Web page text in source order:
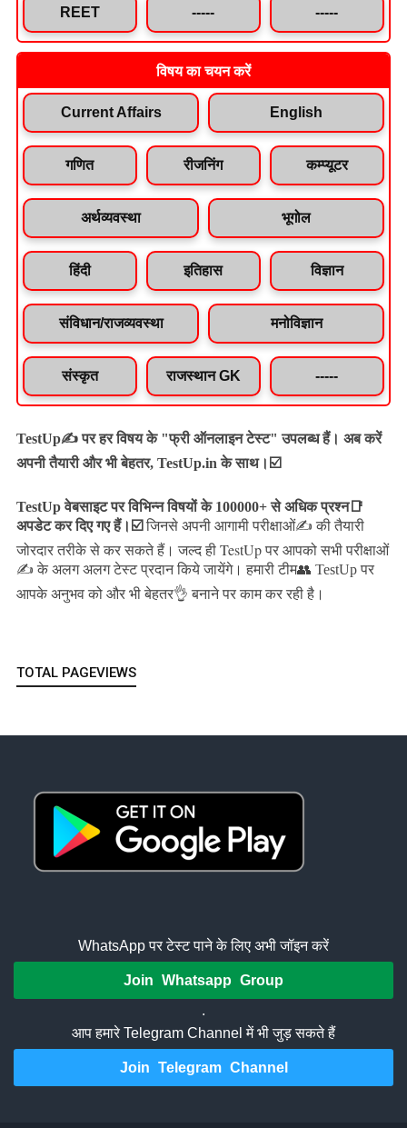
REET ----- -----
विषय का चयन करें
Current Affairs English
गणित रीजनिंग कम्प्यूटर
अर्थव्यवस्था भूगोल
हिंदी इतिहास विज्ञान
संविधान/राजव्यवस्था मनोविज्ञान
संस्कृत राजस्थान GK -----
TestUp✍️ पर हर विषय के "फ्री ऑनलाइन टेस्ट" उपलब्ध हैं। अब करें
अपनी तैयारी और भी बेहतर, TestUp.in के साथ।☑️
TestUp वेबसाइट पर विभिन्न विषयों के 100000+ से अधिक प्रश्न📑
अपडेट कर दिए गए हैं। ☑️ जिनसे अपनी आगामी परीक्षाओं✍️ की तैयारी
जोरदार तरीके से कर सकते हैं।जल्द ही TestUp पर आपको सभी परीक्षाओं
✍️ के अलग अलग टेस्ट प्रदान किये जायेंगे। हमारी टीम👥 TestUp पर
आपके अनुभव को और भी बेहतर👌 बनाने पर काम कर रही है।
TOTAL PAGEVIEWS
WhatsApp पर टेस्ट पाने के लिए अभी जॉइन करें
Join Whatsapp Group
.
आप हमारे Telegram Channel में भी जुड़ सकते हैं
Join Telegram Channel